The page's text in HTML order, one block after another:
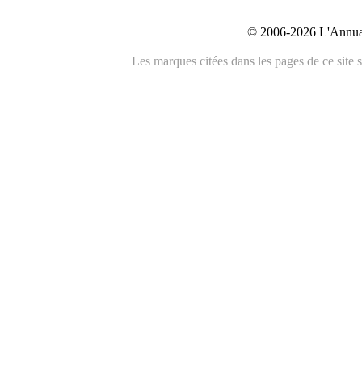
© 2006-2026
Les marques citées dans les pages de ce